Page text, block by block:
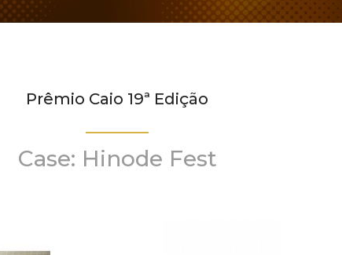
Prêmio Caio 19ª Edição
Case: Hinode Fest